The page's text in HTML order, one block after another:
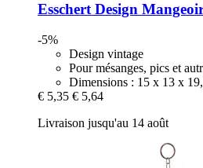
Esschert Design
-5%
Design vintage
Pour mésanges, pics et
Dimensions : 15 x 13 x
€ 5,35 € 5,64
Livraison jusqu'au 14 août